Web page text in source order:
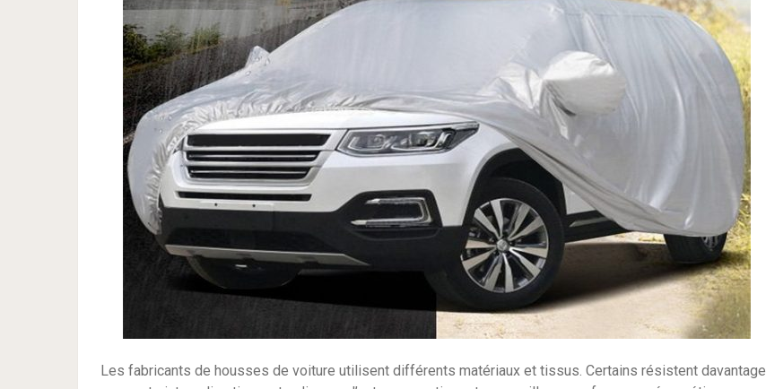
Les fabricants de housses de voiture utilisent différents matériaux et tissus. Certains résistent davantage